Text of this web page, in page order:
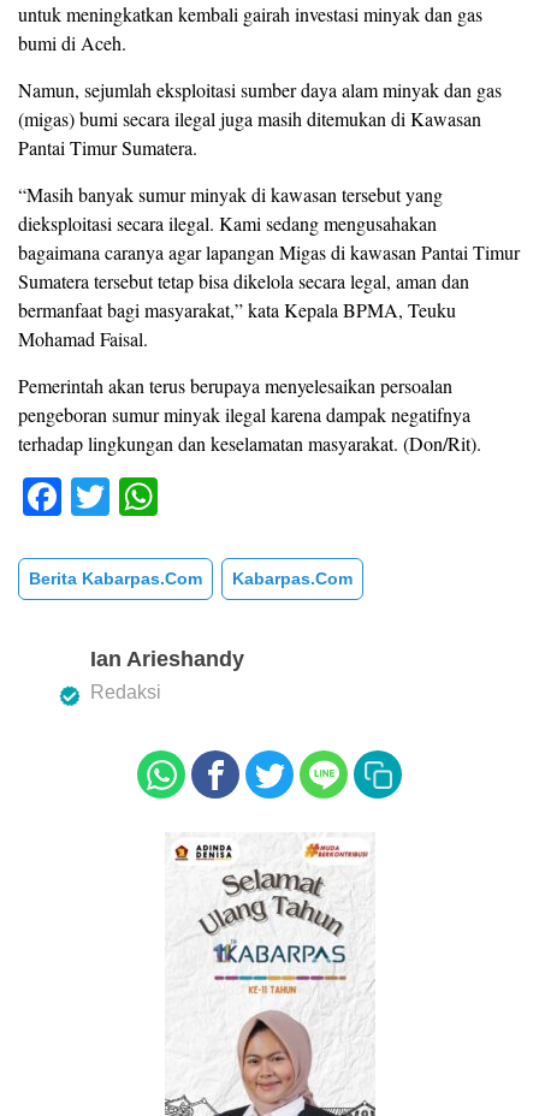
untuk meningkatkan kembali gairah investasi minyak dan gas
bumi di Aceh.
Namun, sejumlah eksploitasi sumber daya alam minyak dan gas
(migas) bumi secara ilegal juga masih ditemukan di Kawasan
Pantai Timur Sumatera.
“Masih banyak sumur minyak di kawasan tersebut yang
dieksploitasi secara ilegal. Kami sedang mengusahakan
bagaimana caranya agar lapangan Migas di kawasan Pantai Timur
Sumatera tersebut tetap bisa dikelola secara legal, aman dan
bermanfaat bagi masyarakat,” kata Kepala BPMA, Teuku
Mohamad Faisal.
Pemerintah akan terus berupaya menyelesaikan persoalan
pengeboran sumur minyak ilegal karena dampak negatifnya
terhadap lingkungan dan keselamatan masyarakat. (Don/Rit).
F
c
e
o
T
tt
er
at
s
A
p
Berita Kabarpas.com Kabarpas.com
Ian Arieshandy
Redaksi